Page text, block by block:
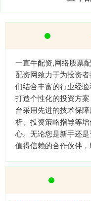
一直牛配资,网络股票
配资网致力于为投资
们结合丰富的行业经
打造个性化的投资方
台采用先进的技术保
析、投资策略指导等
心。无论您是新手还
值得信赖的合作伙伴，